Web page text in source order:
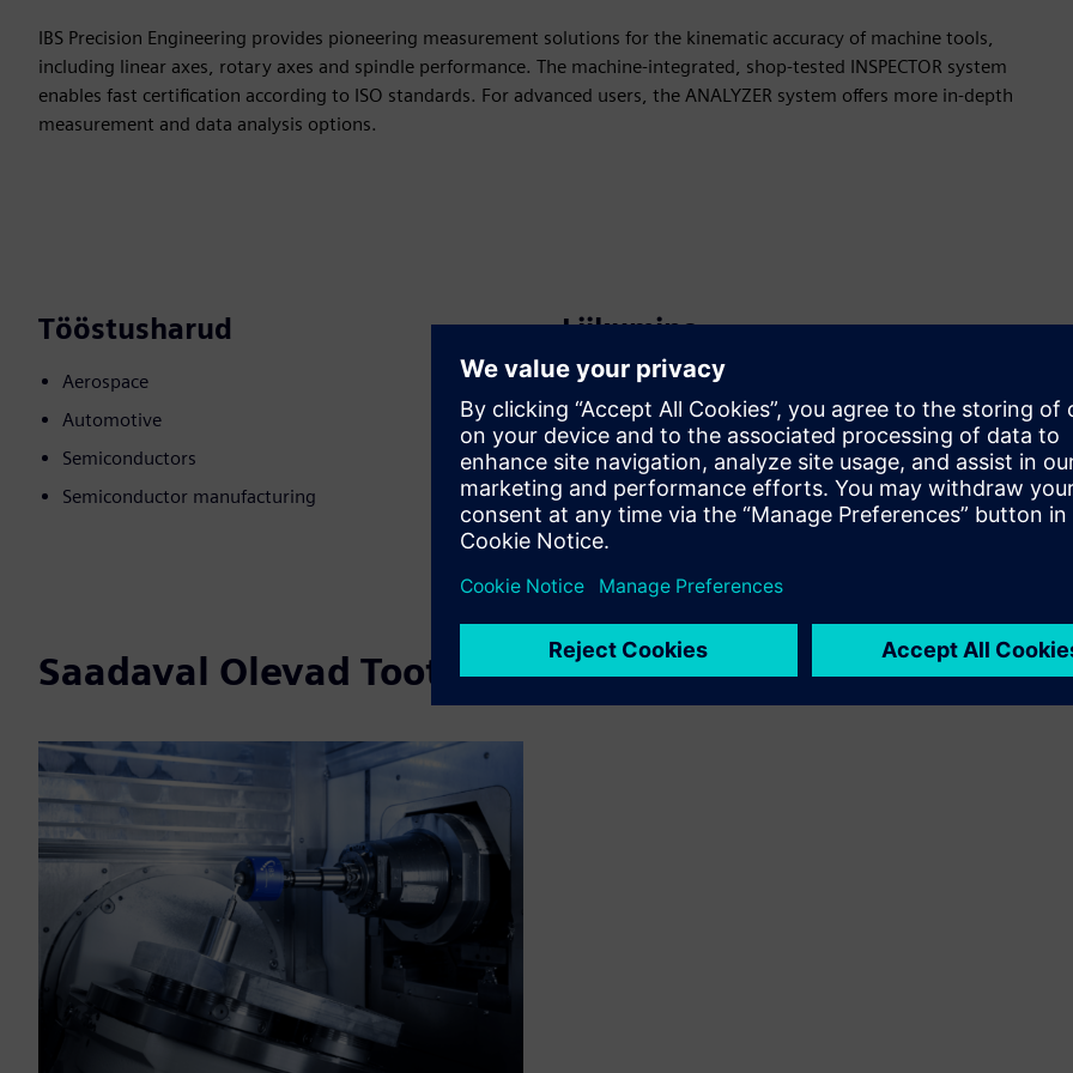
IBS Precision Engineering provides pioneering measurement solutions for the kinematic accuracy of machine tools,
including linear axes, rotary axes and spindle performance. The machine-integrated, shop-tested INSPECTOR system
enables fast certification according to ISO standards. For advanced users, the ANALYZER system offers more in-depth
measurement and data analysis options.
Tööstusharud
Aerospace
Automotive
Semiconductors
Semiconductor manufacturing
Liikumine
Build
Laiendab või tugineb Siemens Xcelerator
tootele/lahendusele, luues uue toote või loob uue
kliendilahenduse Siemens Xcelerator toote ja oma toote
integreerimise kaudu
Saadaval Olevad Tooted